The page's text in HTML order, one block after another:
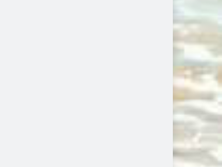
След "фалшивите"
гурбетчии лъснаха и
менте пенсионери